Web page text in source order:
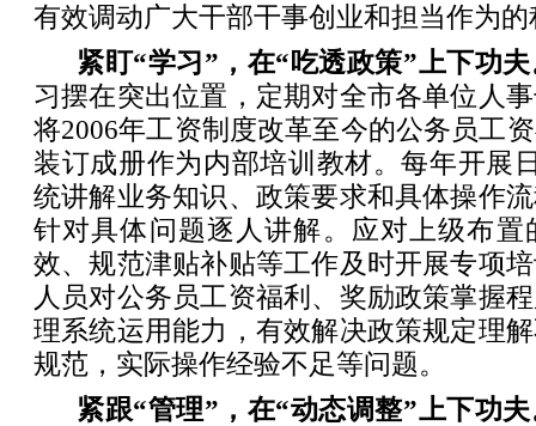
有效调动广大干部干事创业和担当作为
紧盯“学习”，在“吃透政策”上下功
习摆在突出位置，定期对全市各单位人
将2006年工资制度改革至今的公务员工
装订成册作为内部培训教材。每年开展
统讲解业务知识、政策要求和具体操作
针对具体问题逐人讲解。应对上级布置
效、规范津贴补贴等工作及时开展专项
人员对公务员工资福利、奖励政策掌握
理系统运用能力，有效解决政策规定理
规范，实际操作经验不足等问题。
紧跟“管理”，在“动态调整”上下功